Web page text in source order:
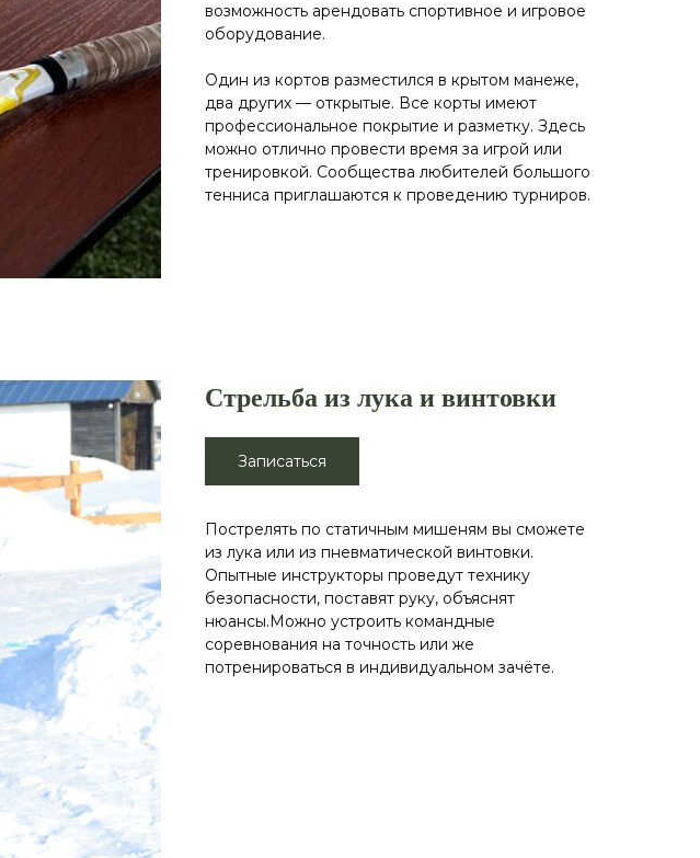
возможность арендовать спортивное и игровое
оборудование.
Один из кортов разместился в крытом манеже,
два других — открытые. Все корты имеют
профессиональное покрытие и разметку. Здесь
можно отлично провести время за игрой или
тренировкой. Сообщества любителей большого
тенниса приглашаются к проведению турниров.
Стрельба из лука и винтовки
Записаться
Пострелять по статичным мишеням вы сможете
из лука или из пневматической винтовки.
Опытные инструкторы проведут технику
безопасности, поставят руку, объяснят
нюансы.Можно устроить командные
соревнования на точность или же
потренироваться в индивидуальном зачёте.